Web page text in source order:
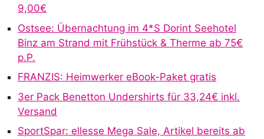
9,00€
Ostsee: Übernachtung im 4*S Dorint Seehotel
Binz am Strand mit Frühstück & Therme ab 75€
p.P.
FRANZIS: Heimwerker eBook-Paket gratis
3er Pack Benetton Undershirts für 33,24€ inkl.
Versand
SportSpar: ellesse Mega Sale, Artikel bereits ab